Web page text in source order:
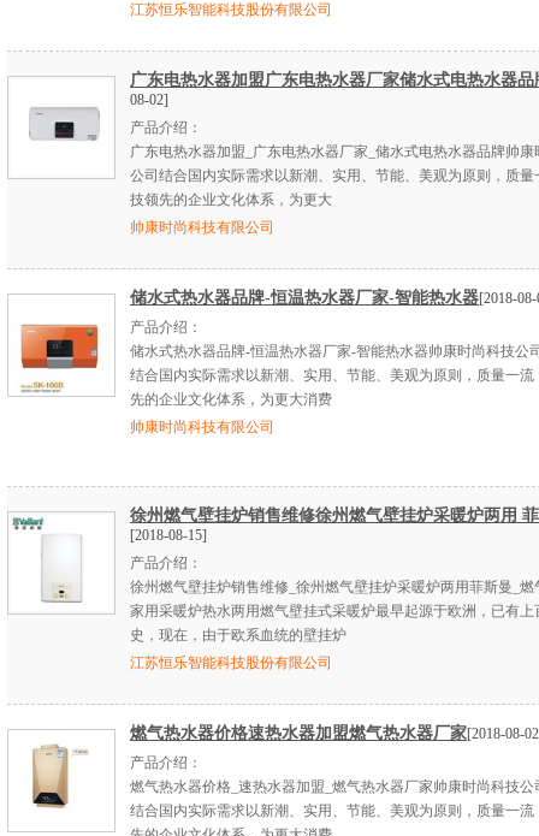
江苏恒乐智能科技股份有限公司
广东电热水器加盟广东电热水器厂家储水式电热水器品
08-02]
产品介绍：
广东电热水器加盟_广东电热水器厂家_储水式电热水器品牌帅康
公司结合国内实际需求以新潮、实用、节能、美观为原则，质量
技领先的企业文化体系，为更大
帅康时尚科技有限公司
储水式热水器品牌-恒温热水器厂家-智能热水器[2018-
产品介绍：
储水式热水器品牌-恒温热水器厂家-智能热水器帅康时尚科技公
结合国内实际需求以新潮、实用、节能、美观为原则，质量一流
先的企业文化体系，为更大消费
帅康时尚科技有限公司
徐州燃气壁挂炉销售维修徐州燃气壁挂炉采暖炉两用
[2018-08-15]
产品介绍：
徐州燃气壁挂炉销售维修_徐州燃气壁挂炉采暖炉两用菲斯曼_燃
家用采暖炉热水两用燃气壁挂式采暖炉最早起源于欧洲，已有上
史，现在，由于欧系血统的壁挂炉
江苏恒乐智能科技股份有限公司
燃气热水器价格速热水器加盟燃气热水器厂家[2018-08-
产品介绍：
燃气热水器价格_速热水器加盟_燃气热水器厂家帅康时尚科技公
结合国内实际需求以新潮、实用、节能、美观为原则，质量一流